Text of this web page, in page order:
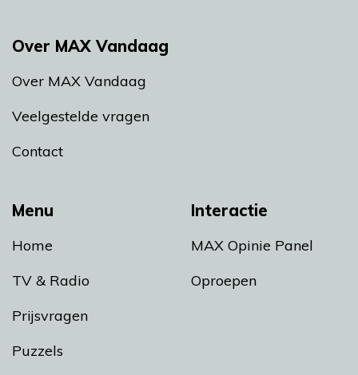
Menu
Home
TV & Radio
Prijsvragen
Puzzels
Interactie
MAX Opinie Panel
Oproepen
Over MAX Vandaag
Over MAX Vandaag
Veelgestelde vragen
Contact